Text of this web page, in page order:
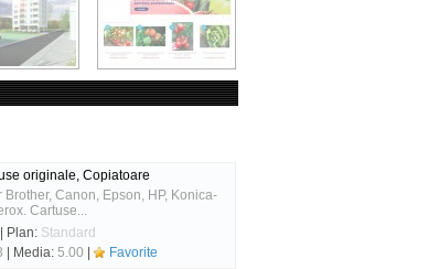
originale, Copiatoare
Canon, Epson, HP, Konica-
Cartuse...
| Plan: Standard
| Media: 5.00 Favorite